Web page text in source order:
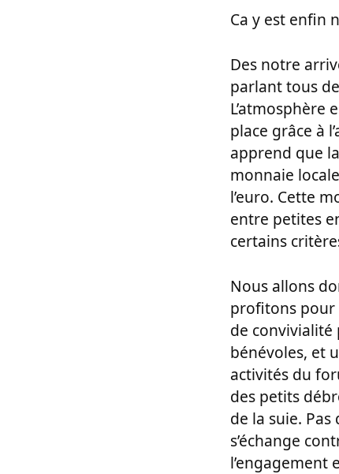
Ca y est enfin
Des notre
parlant tous
L’atmosphère
place grâce à
apprend que
monnaie
l’euro. Cette
entre petites
certains
Nous allons
profitons pour
de convivialité
bénévoles, et
activités du
des petits
de la suie.
s’échange
l’engagement